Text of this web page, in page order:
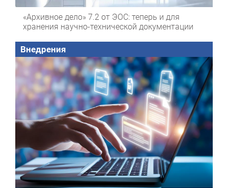
«Архивное дело» 7.2 от ЭОС: теперь и для
хранения научно-технической документации
Внедрения